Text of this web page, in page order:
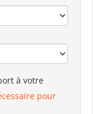
à votre
pour